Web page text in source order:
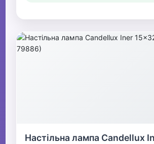
Настільна лампа Candellux